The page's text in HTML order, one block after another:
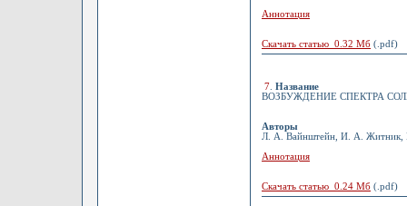
Аннотация
Скачать статью 0.32 Мб (.pdf)
7 Название
ВОЗБУЖДЕНИЕ СПЕКТРА
Авторы
Л. А. Вайнштейн, И. А. Житник,
Аннотация
Скачать статью 0.24 Мб (.pdf)